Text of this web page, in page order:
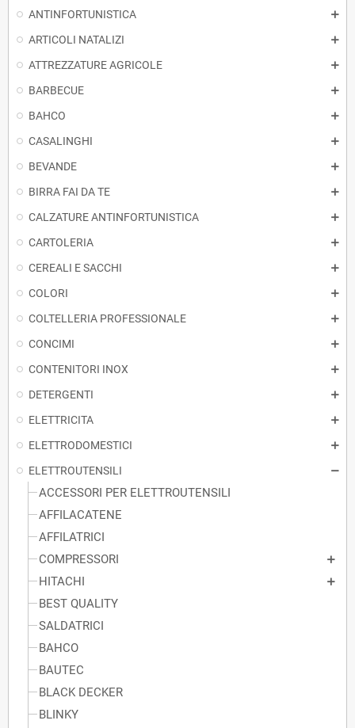
ANTINFORTUNISTICA
ARTICOLI NATALIZI
ATTREZZATURE AGRICOLE
BARBECUE
BAHCO
CASALINGHI
BEVANDE
BIRRA FAI DA TE
CALZATURE ANTINFORTUNISTICA
CARTOLERIA
CEREALI E SACCHI
COLORI
COLTELLERIA PROFESSIONALE
CONCIMI
CONTENITORI INOX
DETERGENTI
ELETTRICITA
ELETTRODOMESTICI
ELETTROUTENSILI
ACCESSORI PER ELETTROUTENSILI
AFFILACATENE
AFFILATRICI
COMPRESSORI
HITACHI
BEST QUALITY
SALDATRICI
BAHCO
BAUTEC
BLACK DECKER
BLINKY